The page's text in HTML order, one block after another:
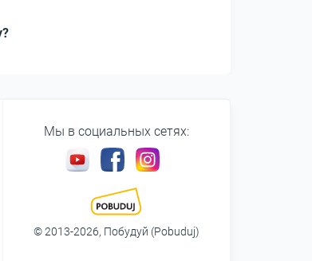
Мы в социальных сетях:
© 2013-2026, Побудуй (Pobuduj)